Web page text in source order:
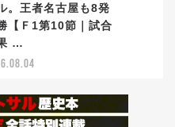
。王者名古屋も8発
【Ｆ1第10節｜試合
…